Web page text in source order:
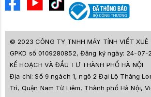
© 2023 CÔNG TY TNHH MÁY TÍNH VIẾT XUÊ
GPKD số 0109280852, Đăng ký ngày: 24-07-
KẾ HOẠCH VÀ ĐẦU TƯ THÀNH PHỐ HÀ NỘI
Địa chỉ:Số 9 ngách 1, ngõ 2 Đại Lộ Thăng
Trì, Quận Nam Từ Liêm, Thành phố Hà Nội,